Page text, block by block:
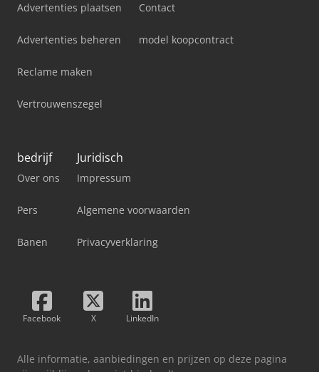
Advertenties plaatsen
Advertenties beheren
Reclame maken
Vertrouwenszegel
Contact
model koopcontract
bedrijf
Over ons
Pers
Banen
Juridisch
Impressum
Algemene voorwaarden
Privacyverklaring
Facebook X LinkedIn
Alle informatie, aanbiedingen en prijzen op deze pagina